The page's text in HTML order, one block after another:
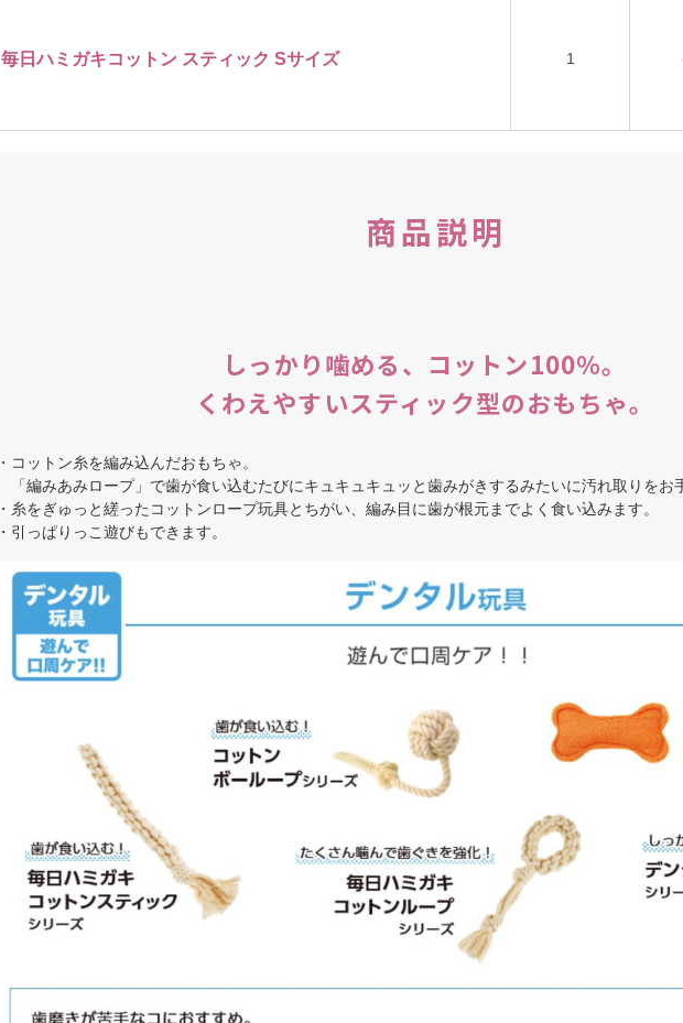
毎日ハミガキコットン スティック Sサイズ 1
商品説明
しっかり噛める、コットン100％。
くわえやすいスティック型のおもちゃ。
・コットン糸を編み込んだおもちゃ。
「編みあみロープ」で歯が食い込むたびにキュキュキュッと歯みがきするみたいに汚れ取りをお
・糸をぎゅっと縒ったコットンロープ玩具とちがい、編み目に歯が根元までよく食い込みます。
・引っぱりっこ遊びもできます。